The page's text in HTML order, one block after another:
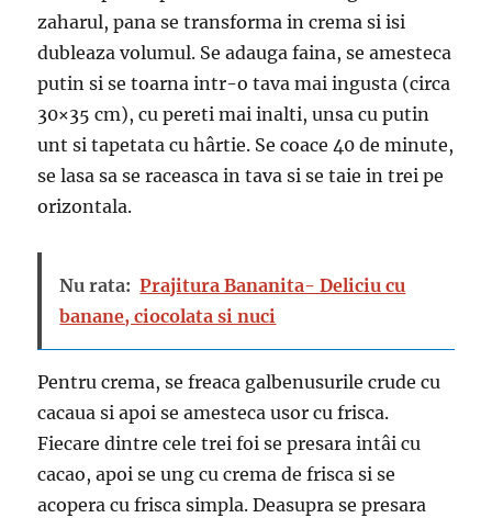
zaharul, pana se transforma in crema si isi
dubleaza volumul. Se adauga faina, se amesteca
putin si se toarna intr-o tava mai ingusta (circa
30×35 cm), cu pereti mai inalti, unsa cu putin
unt si tapetata cu hârtie. Se coace 40 de minute,
se lasa sa se raceasca in tava si se taie in trei pe
orizontala.
Nu rata: Prajitura Bananita- Deliciu cu
banane, ciocolata si nuci
Pentru crema, se freaca galbenusurile crude cu
cacaua si apoi se amesteca usor cu frisca.
Fiecare dintre cele trei foi se presara intâi cu
cacao, apoi se ung cu crema de frisca si se
acopera cu frisca simpla. Deasupra se presara